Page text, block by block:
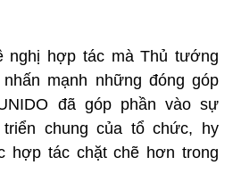
nghị hợp tác mà Thủ tướng
mạnh những đóng góp
đã góp phần vào sự
chung của tổ chức, hy
hợp tác chặt chẽ hơn trong